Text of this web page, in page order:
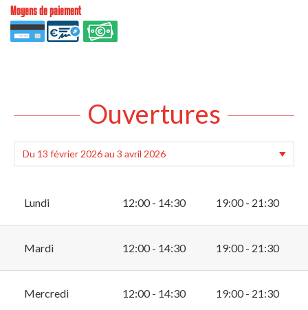
Moyens de paiement
Ouvertures
Lundi 12:00 - 14:30 19:00 - 21:30
Mardi 12:00 - 14:30 19:00 - 21:30
Mercredi 12:00 - 14:30 19:00 - 21:30